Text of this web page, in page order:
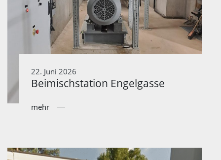
22. Juni 2026
Beimischstation Engelgasse
mehr